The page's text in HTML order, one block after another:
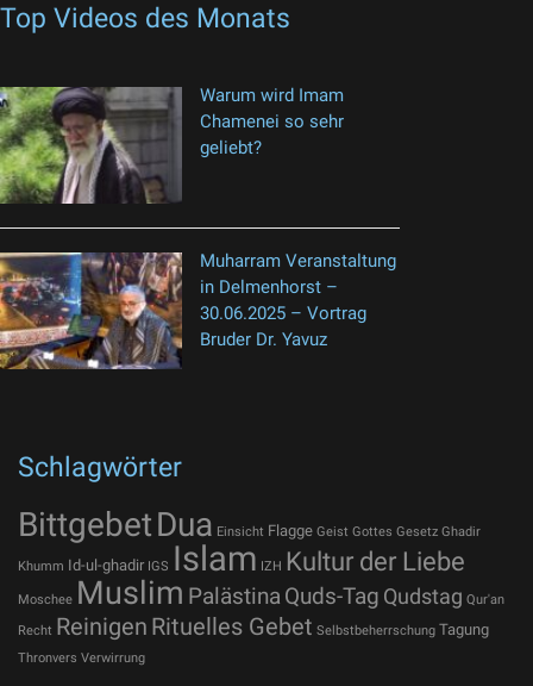
Top Videos des Monats
Warum wird Imam
Chamenei so sehr
geliebt?
Muharram Veranstaltung
in Delmenhorst –
30.06.2025 – Vortrag
Bruder Dr. Yavuz
Schlagwörter
BittgebetDua Einsicht Flagge Geist Gottes Gesetz Ghadir
Khumm Id-ul-ghadir IGS Islam IZH Kultur der Liebe
Moschee Muslim Palästina Quds-Tag Qudstag Qur'an
Recht Reinigen Rituelles Gebet Selbstbeherrschung Tagung
Thronvers Verwirrung